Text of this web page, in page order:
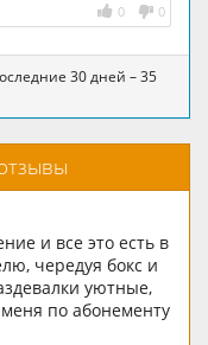
0 0
30 дней – 35
и все это есть в
чередуя бокс и
уютные,
по абонементу